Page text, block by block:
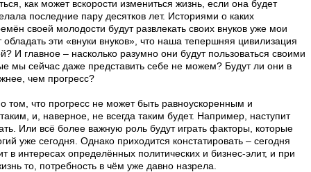
как может вскорости измениться жизнь, если она будет
последние пару десятков лет. Историями о каких
своей молодости будут развлекать своих внуков уже мои
эти «внуки внуков», что наша тепершняя цивилизация
И главное – насколько разумно они будут пользоваться своими
мы сейчас даже представить себе не можем? Будут ли они в
чем прогресс?
том, что прогресс не может быть равноускоренным и
и, наверное, не всегда таким будет. Например, наступит
Или всё более важную роль будут играть факторы, которые
уже сегодня. Однако приходится констатировать – сегодня
в интересах определённых политических и бизнес-элит, и при
то, потребность в чём уже давно назрела.